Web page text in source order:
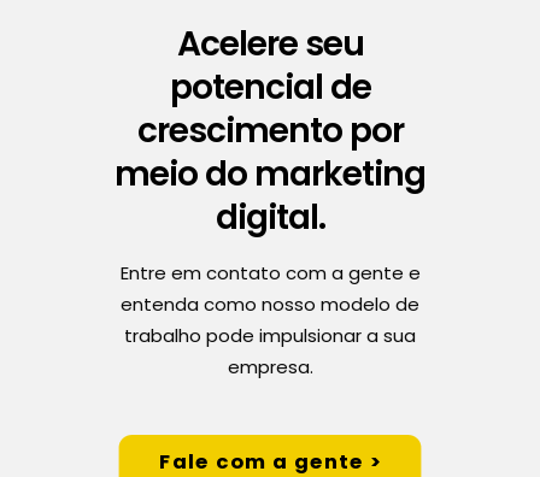
Acelere seu
potencial de
crescimento por
meio do marketing
digital.
Entre em contato com a gente e
entenda como nosso modelo de
trabalho pode impulsionar a sua
empresa.
Fale com a gente >